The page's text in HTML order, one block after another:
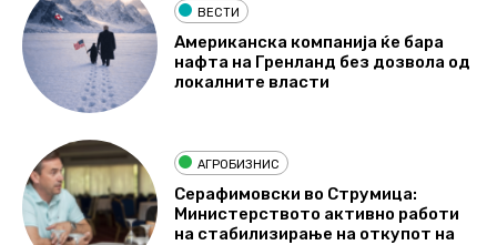
ВЕСТИ
Американска компанија ќе бара
нафта на Гренланд без дозвола од
локалните власти
АГРОБИЗНИС
Серафимовски во Струмица:
Министерството активно работи
на стабилизирање на откупот на